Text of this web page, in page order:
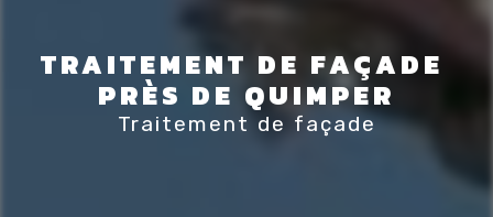
TRAITEMENT DE FAÇADE
PRÈS DE QUIMPER
Traitement de façade